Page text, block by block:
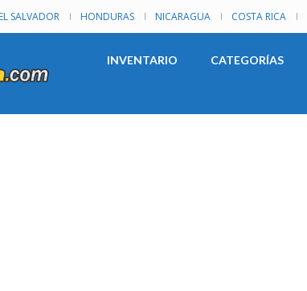
EL SALVADOR HONDURAS NICARAGUA COSTA RICA
INVENTARIO CATEGORÍAS